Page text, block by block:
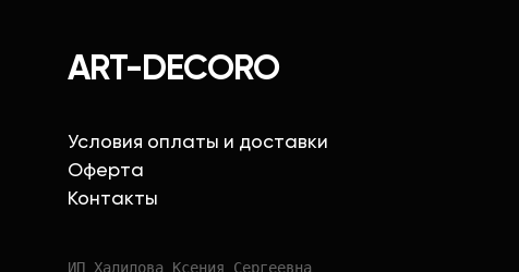
ART-DECORO
Условия оплаты и доставки
Оферта
Контакты
ИП Халилова Ксения Сергеевна